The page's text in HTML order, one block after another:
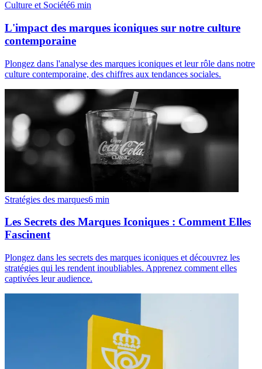
Culture et Société6 min
L'impact des marques iconiques sur notre culture
contemporaine
Plongez dans l'analyse des marques iconiques et leur rôle dans notre
culture contemporaine, des chiffres aux tendances sociales.
Stratégies des marques6 min
Les Secrets des Marques Iconiques : Comment Elles
Fascinent
Plongez dans les secrets des marques iconiques et découvrez les
stratégies qui les rendent inoubliables. Apprenez comment elles
captivées leur audience.